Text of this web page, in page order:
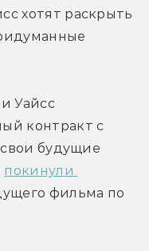
хотят раскрыть
Напомним, ранее Бениофф и Уайсс
контракт с
свои будущие
покинули
фильма по